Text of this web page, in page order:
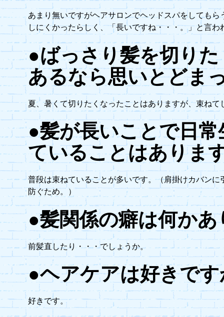
あまり無いですがヘアサロンでヘッドスパをしてもら
しにくかったらしく、「長いですね・・・。」と言わ
●ばっさり髪を切り
あるなら思いとどま
夏、暑くて切りたくなったことはありますが、束ねて
●髪が長いことで日
ていることはありま
普段は束ねていることが多いです。（肩掛けカバンに
防ぐため。）
●髪関係の癖は何か
前髪直したり・・・でしょうか。
●ヘアケアは好きで
好きです。